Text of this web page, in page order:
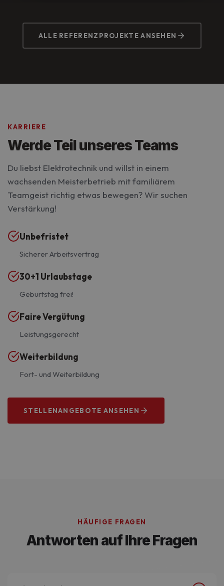
Vorher: Komplexes Anforderungsprofil mit
Sicherheitstechnik und IT.
ALLE REFERENZPROJEKTE ANSEHEN
KARRIERE
Werde Teil unseres Teams
Du liebst Elektrotechnik und willst in einem
wachsenden Meisterbetrieb mit familiärem
Teamgeist richtig etwas bewegen? Wir suchen
Verstärkung!
Unbefristet
Sicherer Arbeitsvertrag
30+1 Urlaubstage
Geburtstag frei!
Faire Vergütung
Leistungsgerecht
Weiterbildung
Fort- und Weiterbildung
STELLENANGEBOTE ANSEHEN
HÄUFIGE FRAGEN
Antworten auf Ihre Fragen